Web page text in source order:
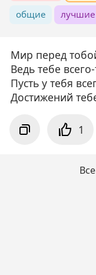
общие
лучшие
Мир перед
Ведь тебе
Пусть у тебя
Достижений
1